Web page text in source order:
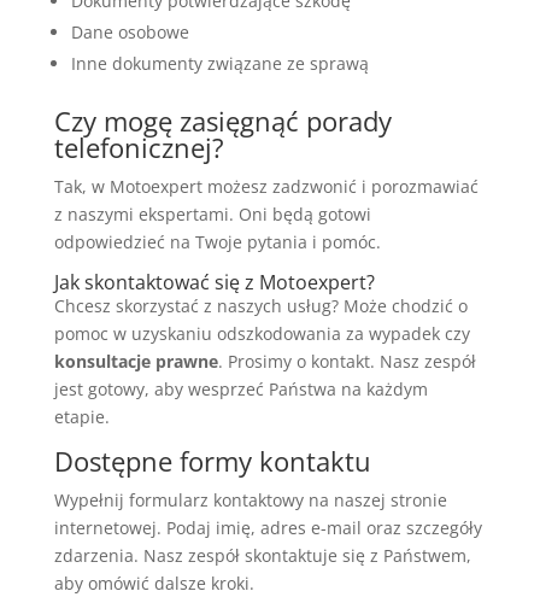
Dane osobowe
Inne dokumenty związane ze sprawą
Czy mogę zasięgnąć porady
telefonicznej?
Tak, w Motoexpert możesz zadzwonić i porozmawiać
z naszymi ekspertami. Oni będą gotowi
odpowiedzieć na Twoje pytania i pomóc.
Jak skontaktować się z Motoexpert?
Chcesz skorzystać z naszych usług? Może chodzić o
pomoc w uzyskaniu odszkodowania za wypadek czy
konsultacje prawne. Prosimy o kontakt. Nasz zespół
jest gotowy, aby wesprzeć Państwa na każdym
etapie.
Dostępne formy kontaktu
Wypełnij formularz kontaktowy na naszej stronie
internetowej. Podaj imię, adres e-mail oraz szczegóły
zdarzenia. Nasz zespół skontaktuje się z Państwem,
aby omówić dalsze kroki.